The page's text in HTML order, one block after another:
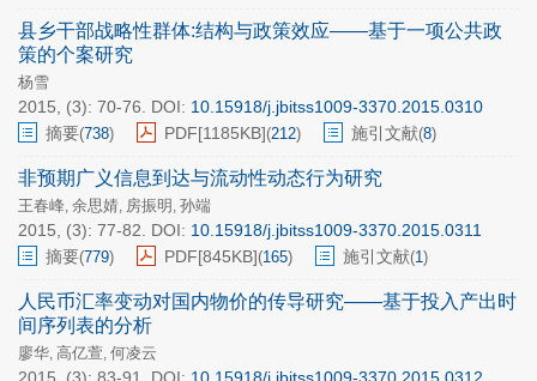
县乡干部战略性群体:结构与政策效应——基于一项公共政
策的个案研究
杨雪
2015, (3): 70-76. DOI: 10.15918/j.jbitss1009-3370.2015.0310
摘要(738) PDF[1185KB](212) 施引文献(8)
非预期广义信息到达与流动性动态行为研究
王春峰, 余思婧, 房振明 , 孙端
2015, (3): 77-82. DOI: 10.15918/j.jbitss1009-3370.2015.0311
摘要(779) PDF[845KB](165) 施引文献(1)
人民币汇率变动对国内物价的传导研究——基于投入产出时
间序列表的分析
廖华, 高亿萱, 何凌云